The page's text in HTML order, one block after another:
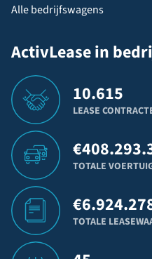
Alle bedrijfswagens
ActivLease in
10.615
LEASE
€
TOTALE
€
TOTALE